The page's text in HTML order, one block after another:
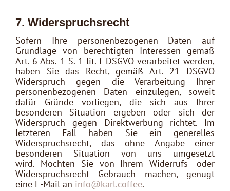
7. Widerspruchsrecht
Sofern Ihre personenbezogenen Daten auf
Grundlage von berechtigten Interessen gemäß
Art. 6 Abs. 1 S. 1 lit. f DSGVO verarbeitet werden,
haben Sie das Recht, gemäß Art. 21 DSGVO
Widerspruch gegen die Verarbeitung Ihrer
personenbezogenen Daten einzulegen, soweit
dafür Gründe vorliegen, die sich aus Ihrer
besonderen Situation ergeben oder sich der
Widerspruch gegen Direktwerbung richtet. Im
letzteren Fall haben Sie ein generelles
Widerspruchsrecht, das ohne Angabe einer
besonderen Situation von uns umgesetzt
wird. Möchten Sie von Ihrem Widerrufs- oder
Widerspruchsrecht Gebrauch machen, genügt
eine E-Mail an info@karl.coffee.